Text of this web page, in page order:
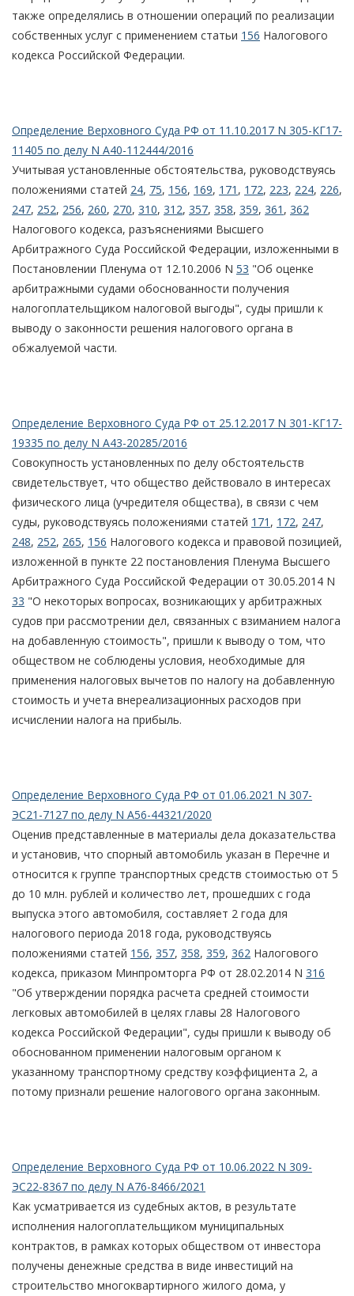
также определялись в отношении операций по реализации
собственных услуг с применением статьи 156 Налогового
кодекса Российской Федерации.
Определение Верховного Суда РФ от 11.10.2017 N 305-КГ17-
11405 по делу N А40-112444/2016
Учитывая установленные обстоятельства, руководствуясь
положениями статей 24, 75, 156, 169, 171 , 172, 223, 224, 226,
247, 252, 256, 260, 270, 310, 312, 357, 358, 359, 361 , 362
Налогового кодекса, разъяснениями Высшего
Арбитражного Суда Российской Федерации, изложенными в
Постановлении Пленума от 12.10.2006 N 53 "Об оценке
арбитражными судами обоснованности получения
налогоплательщиком налоговой выгоды", суды пришли к
выводу о законности решения налогового органа в
обжалуемой части.
Определение Верховного Суда РФ от 25.12.2017 N 301-КГ17-
19335 по делу N А43-20285/2016
Совокупность установленных по делу обстоятельств
свидетельствует, что общество действовало в интересах
физического лица (учредителя общества), в связи с чем
суды, руководствуясь положениями статей 171 , 172, 247,
248, 252, 265, 156 Налогового кодекса и правовой позицией,
изложенной в пункте 22 постановления Пленума Высшего
Арбитражного Суда Российской Федерации от 30.05.2014 N
33 "О некоторых вопросах, возникающих у арбитражных
судов при рассмотрении дел, связанных с взиманием налога
на добавленную стоимость", пришли к выводу о том, что
обществом не соблюдены условия, необходимые для
применения налоговых вычетов по налогу на добавленную
стоимость и учета внереализационных расходов при
исчислении налога на прибыль.
Определение Верховного Суда РФ от 01.06.2021 N 307-
ЭС21-7127 по делу N А56-44321/2020
Оценив представленные в материалы дела доказательства
и установив, что спорный автомобиль указан в Перечне и
относится к группе транспортных средств стоимостью от 5
до 10 млн. рублей и количество лет, прошедших с года
выпуска этого автомобиля, составляет 2 года для
налогового периода 2018 года, руководствуясь
положениями статей 156, 357, 358, 359, 362 Налогового
кодекса, приказом Минпромторга РФ от 28.02.2014 N 316
"Об утверждении порядка расчета средней стоимости
легковых автомобилей в целях главы 28 Налогового
кодекса Российской Федерации", суды пришли к выводу об
обоснованном применении налоговым органом к
указанному транспортному средству коэффициента 2, а
потому признали решение налогового органа законным.
Определение Верховного Суда РФ от 10.06.2022 N 309-
ЭС22-8367 по делу N А76-8466/2021
Как усматривается из судебных актов, в результате
исполнения налогоплательщиком муниципальных
контрактов, в рамках которых обществом от инвестора
получены денежные средства в виде инвестиций на
строительство многоквартирного жилого дома, у